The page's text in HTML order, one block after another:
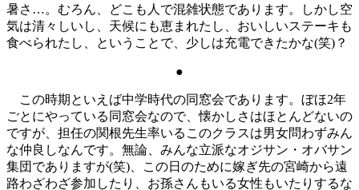
暑さ…。むろん、どこも人で混雑状態であります。しかし空
気は清々しいし、天候にも恵まれたし、おいしいステーキも
食べられたし、ということで、少しは充電できたかな(笑)？
●
この時期といえば中学時代の同窓会であります。ぼほ2年
ごとにやっている同窓会なので、懐かしさはほとんどないの
ですが、担任の関根先生率いるこのクラスは男女問わずみん
な仲良しなんです。無論、みんな立派なオジサン・オバサン
集団でありますが(笑)、この日のために嫁ぎ先の宮崎から遠
路わざわざ参加したり、お孫さんもいる女性もいたりするな